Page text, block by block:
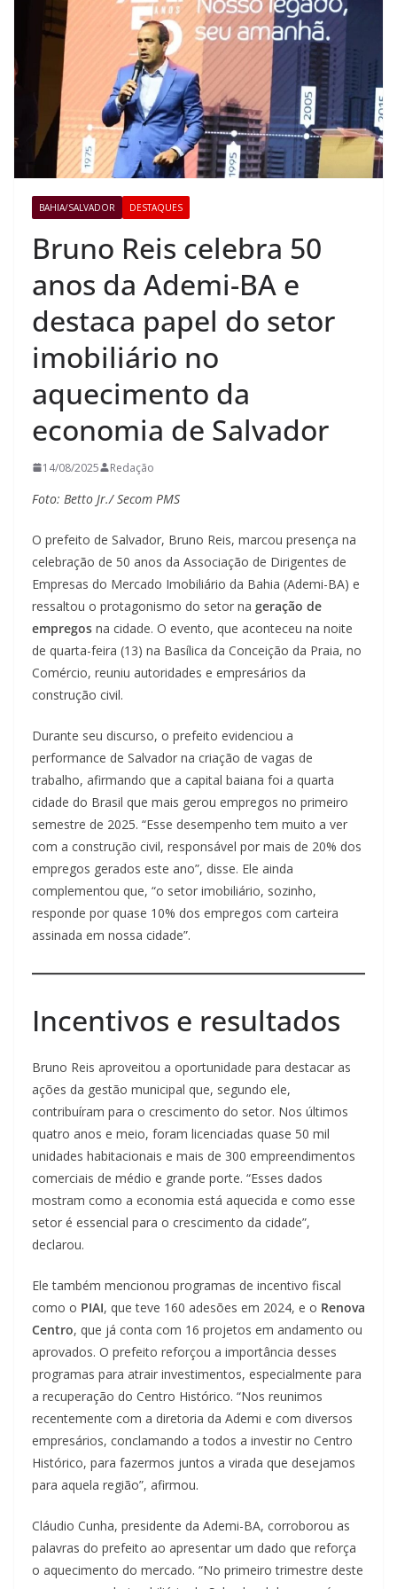
BAHIA/SALVADOR DESTAQUES
Bruno Reis celebra 50
anos da Ademi-BA e
destaca papel do setor
imobiliário no
aquecimento da
economia de Salvador
14/08/2025 Redação
Foto: Betto Jr./ Secom PMS
O prefeito de Salvador, Bruno Reis, marcou presença na
celebração de 50 anos da Associação de Dirigentes de
Empresas do Mercado Imobiliário da Bahia (Ademi-BA) e
ressaltou o protagonismo do setor na geração de
empregos na cidade. O evento, que aconteceu na noite
de quarta-feira (13) na Basílica da Conceição da Praia, no
Comércio, reuniu autoridades e empresários da
construção civil.
Durante seu discurso, o prefeito evidenciou a
performance de Salvador na criação de vagas de
trabalho, afirmando que a capital baiana foi a quarta
cidade do Brasil que mais gerou empregos no primeiro
semestre de 2025. “Esse desempenho tem muito a ver
com a construção civil, responsável por mais de 20% dos
empregos gerados este ano”, disse. Ele ainda
complementou que, “o setor imobiliário, sozinho,
responde por quase 10% dos empregos com carteira
assinada em nossa cidade”.
Incentivos e resultados
Bruno Reis aproveitou a oportunidade para destacar as
ações da gestão municipal que, segundo ele,
contribuíram para o crescimento do setor. Nos últimos
quatro anos e meio, foram licenciadas quase 50 mil
unidades habitacionais e mais de 300 empreendimentos
comerciais de médio e grande porte. “Esses dados
mostram como a economia está aquecida e como esse
setor é essencial para o crescimento da cidade”,
declarou.
Ele também mencionou programas de incentivo fiscal
como o PIAI, que teve 160 adesões em 2024, e o Renova
Centro, que já conta com 16 projetos em andamento ou
aprovados. O prefeito reforçou a importância desses
programas para atrair investimentos, especialmente para
a recuperação do Centro Histórico. “Nos reunimos
recentemente com a diretoria da Ademi e com diversos
empresários, conclamando a todos a investir no Centro
Histórico, para fazermos juntos a virada que desejamos
para aquela região”, afirmou.
Cláudio Cunha, presidente da Ademi-BA, corroborou as
palavras do prefeito ao apresentar um dado que reforça
o aquecimento do mercado. “No primeiro trimestre deste